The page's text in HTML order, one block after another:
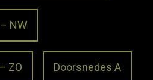
NW
ZO Doorsnedes A